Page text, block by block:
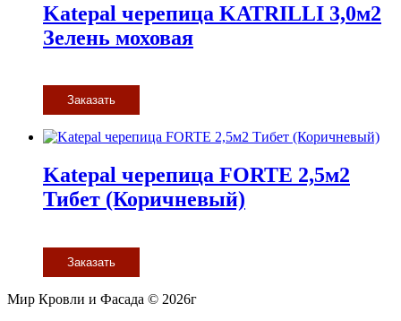
Katepal черепица KATRILLI 3,0м2
Зелень моховая
Заказать
Katepal черепица FORTE 2,5м2
Тибет (Коричневый)
Заказать
Мир Кровли и Фасада © 2026г